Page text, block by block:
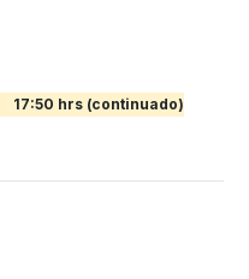
17:50 hrs (continuado)